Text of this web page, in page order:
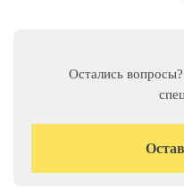
Остались